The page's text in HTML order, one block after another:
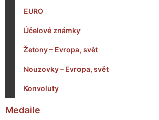
EURO
Účelové známky
Žetony – Evropa, svět
Nouzovky – Evropa, svět
Konvoluty
Medaile